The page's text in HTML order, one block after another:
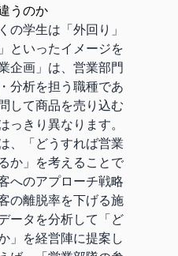
うのか
の学生は「外回り」
といったイメージを
企画」は、営業部門
分析を担う職種であ
して商品を売り込む
っきり異なります。
、「どうすれば営業
か」を考えることで
へのアプローチ戦略
の離脱率を下げる施
ータを分析して「ど
」を経営陣に提案し